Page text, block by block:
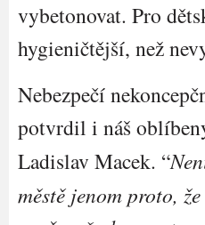
vybetonovat. Pro
hygieničtější, než
Nebezpečí
potvrdil i náš
Ladislav Macek. “
městě jenom proto,